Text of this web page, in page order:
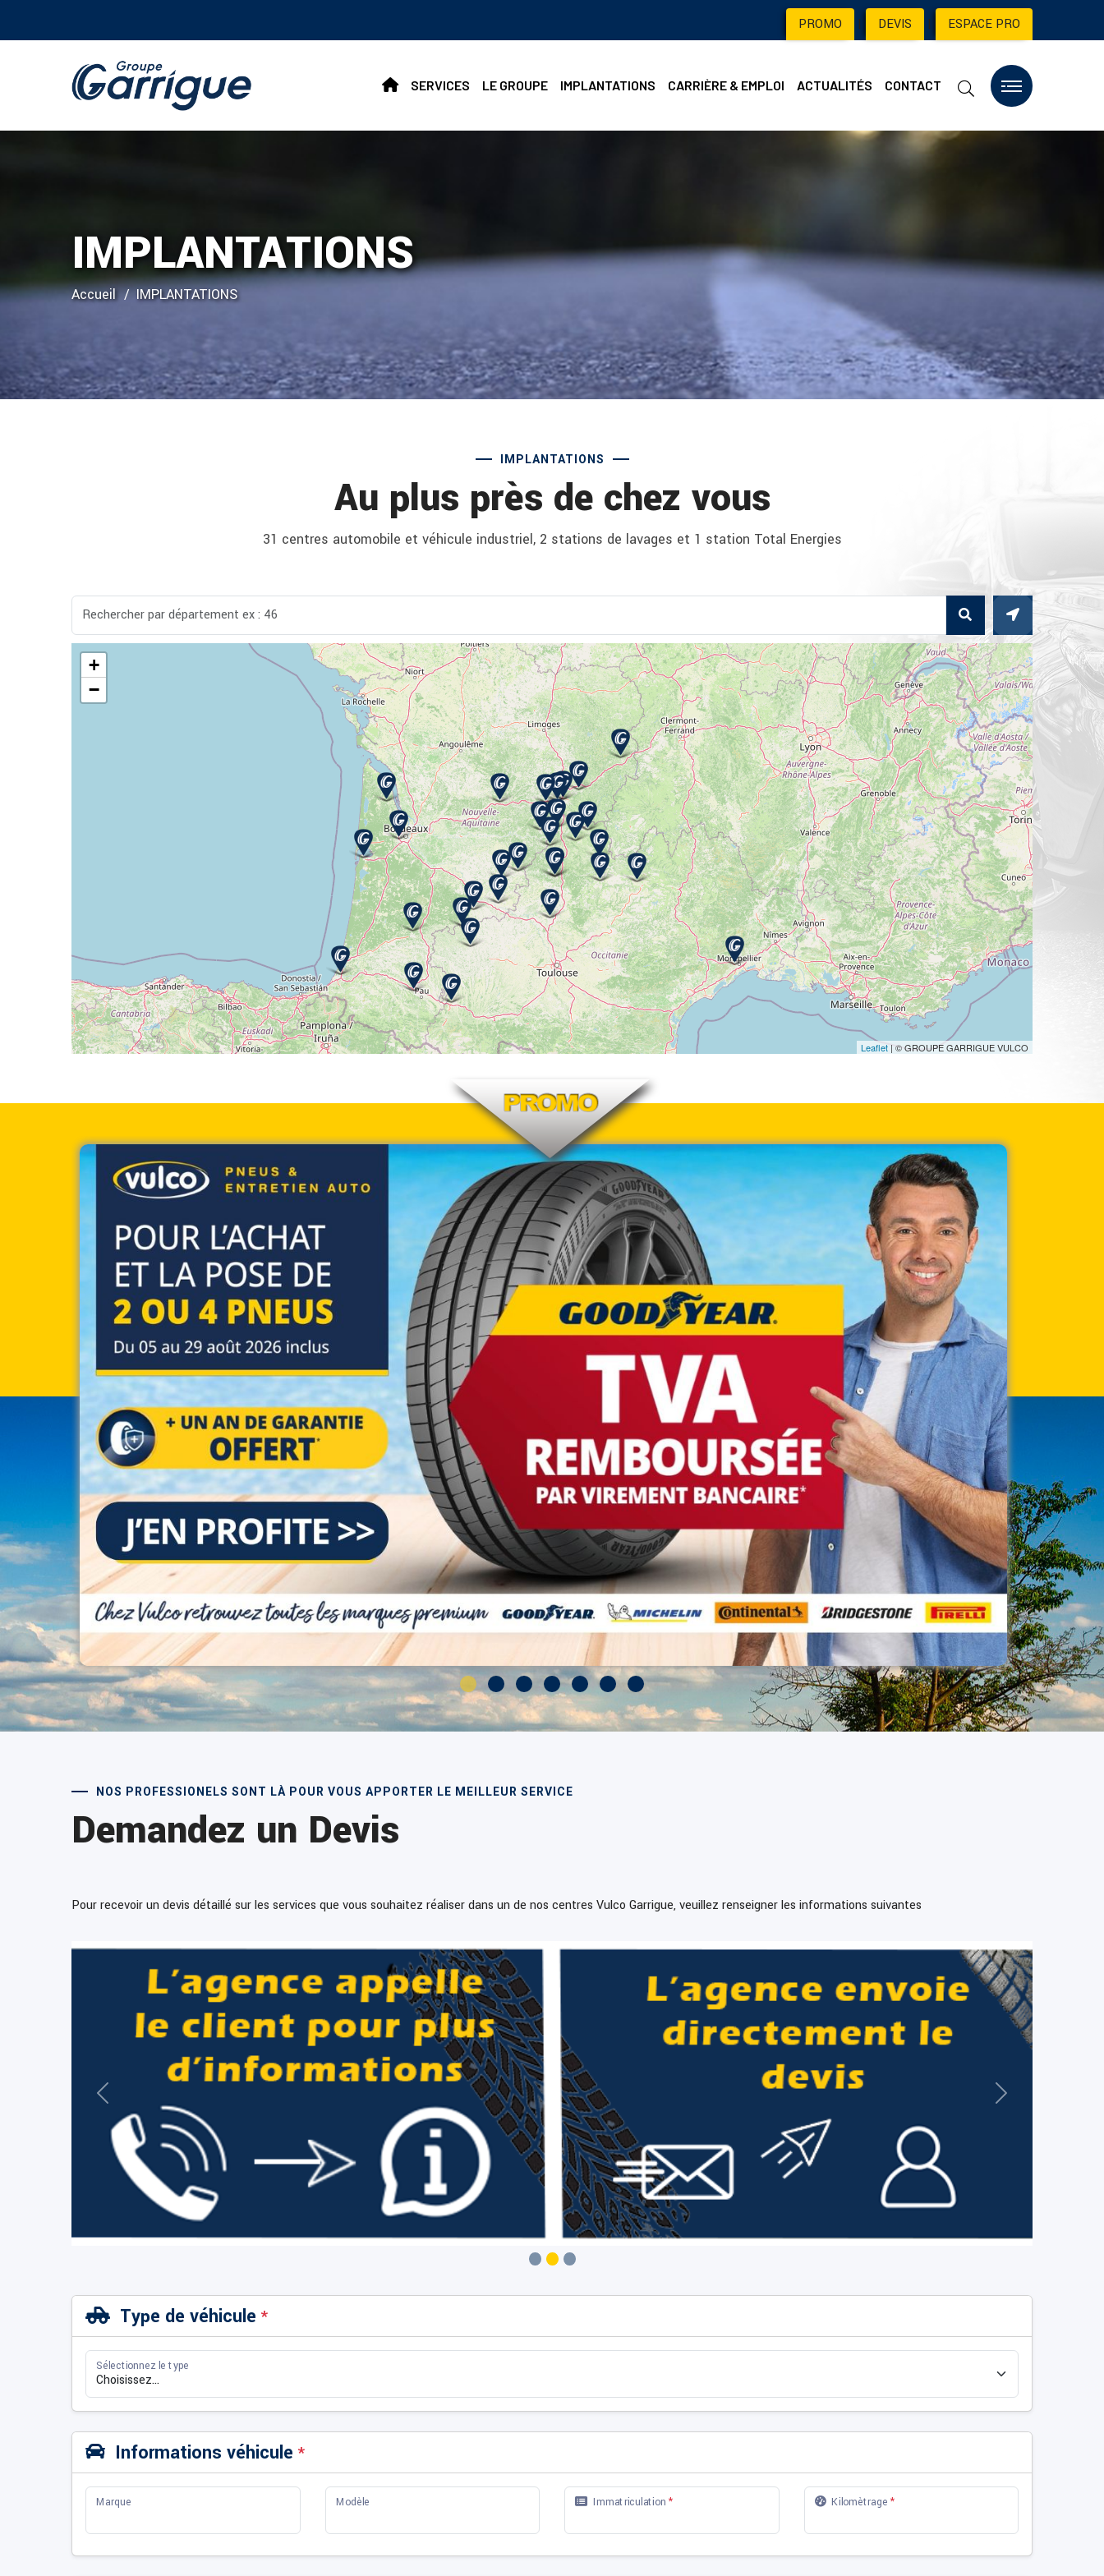
PROMO | DEVIS | ESPACE PRO
SERVICES LE GROUPE IMPLANTATIONS CARRIÈRE & EMPLOI ACTUALITÉS CONTACT
IMPLANTATIONS
Accueil IMPLANTATIONS
IMPLANTATIONS
Au plus près de chez vous
31 centres automobile et véhicule industriel, 2 stations de lavages et 1 station Total Energies
+
−
Leaflet | © GROUPE GARRIGUE VULCO
NOS PROFESSIONELS SONT LÀ POUR VOUS APPORTER LE MEILLEUR SERVICE
Demandez un Devis
Pour recevoir un devis détaillé sur les services que vous souhaitez réaliser dans un de nos centres Vulco Garrigue, veuillez renseigner les informations suivantes
Précédent Suivant
Type de véhicule *
Sélectionnez le type
Informations véhicule *
Marque Modèle Immatriculation * Kilomètrage *